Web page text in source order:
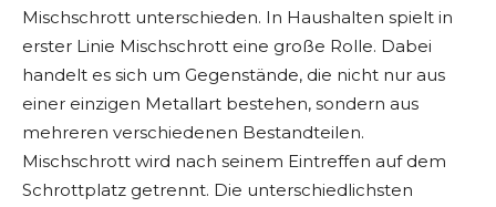
Mischschrott unterschieden. In Haushalten spielt in
erster Linie Mischschrott eine große Rolle. Dabei
handelt es sich um Gegenstände, die nicht nur aus
einer einzigen Metallart bestehen, sondern aus
mehreren verschiedenen Bestandteilen.
Mischschrott wird nach seinem Eintreffen auf dem
Schrottplatz getrennt. Die unterschiedlichsten